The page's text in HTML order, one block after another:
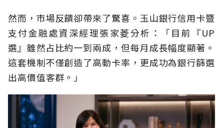
然而，市場反饋卻帶來了驚喜。玉山銀行信用卡暨
支付金融處資深經理張家菱分析：「目前『UP
選』雖然占比約一到兩成，但每月成長幅度顯著。
這套機制不僅創造了高動卡率，更成功為銀行篩選
出高價值客群。」